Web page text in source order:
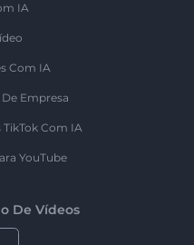
IA
Com IA
Empresa
TikTok Com IA
YouTube
De Vídeos